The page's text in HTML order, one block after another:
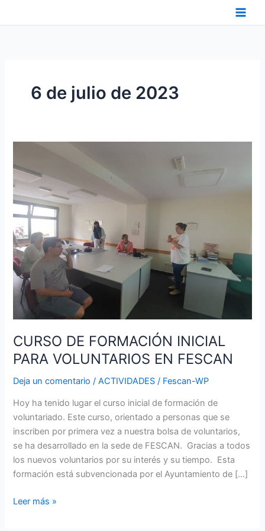
6 de julio de 2023
CURSO DE FORMACIÓN INICIAL
PARA VOLUNTARIOS EN FESCAN
Deja un comentario /ACTIVIDADES / Fescan-WP
Hoy ha tenido lugar el curso inicial de formación de
voluntariado. Este curso, orientado a personas que se
inscriben por primera vez a nuestra bolsa de voluntarios,
se ha desarrollado en la sede de FESCAN. Gracias a todos
los nuevos voluntarios por su interés y su tiempo. Esta
formación está subvencionada por el Ayuntamiento de […]
DE
FORMACIÓN
INICIAL
PARA
VOLUNTARIOS
EN
FESCAN
Leer más »